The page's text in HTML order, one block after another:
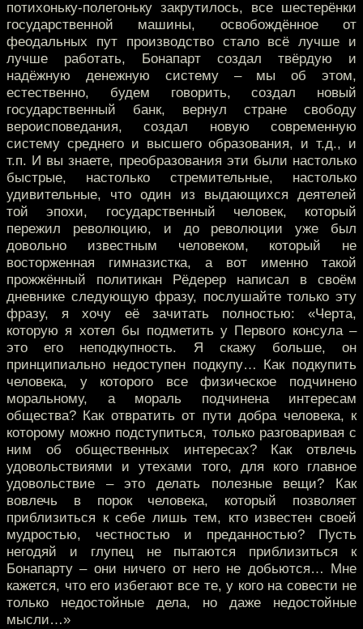
потихоньку-полегоньку закрутилось, все шестерёнки
государственной машины, освобождённое от
феодальных пут производство стало всё лучше и
лучше работать, Бонапарт создал твёрдую и
надёжную денежную систему – мы об этом,
естественно, будем говорить, создал новый
государственный банк, вернул стране свободу
вероисповедания, создал новую современную
систему среднего и высшего образования, и т.д., и
т.п. И вы знаете, преобразования эти были настолько
быстрые, настолько стремительные, настолько
удивительные, что один из выдающихся деятелей
той эпохи, государственный человек, который
пережил революцию, и до революции уже был
довольно известным человеком, который не
восторженная гимназистка, а вот именно такой
прожжённый политикан Рёдерер написал в своём
дневнике следующую фразу, послушайте только эту
фразу, я хочу её зачитать полностью: «Черта,
которую я хотел бы подметить у Первого консула –
это его неподкупность. Я скажу больше, он
принципиально недоступен подкупу… Как подкупить
человека, у которого все физическое подчинено
моральному, а мораль подчинена интересам
общества? Как отвратить от пути добра человека, к
которому можно подступиться, только разговаривая с
ним об общественных интересах? Как отвлечь
удовольствиями и утехами того, для кого главное
удовольствие – это делать полезные вещи? Как
вовлечь в порок человека, который позволяет
приблизиться к себе лишь тем, кто известен своей
мудростью, честностью и преданностью? Пусть
негодяй и глупец не пытаются приблизиться к
Бонапарту – они ничего от него не добьются… Мне
кажется, что его избегают все те, у кого на совести не
только недостойные дела, но даже недостойные
мысли…»